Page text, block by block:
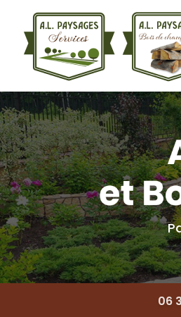
contenu
principal
06